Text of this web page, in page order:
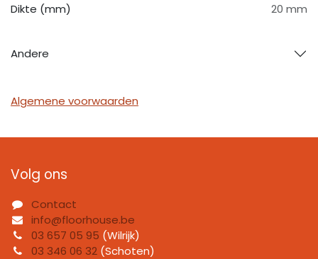
Dikte (mm) 20 mm
Andere
Algemene voorwaarden
Volg ons
Contact
info@floorhouse.be
03 657 05 95 (Wilrijk)
03 346 06 32 (Schoten)